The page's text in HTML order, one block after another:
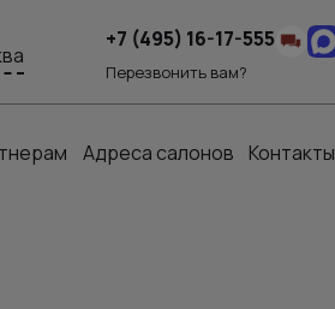
+7 (495) 16-17-555
Перезвонить вам?
Адреса салонов Контакты